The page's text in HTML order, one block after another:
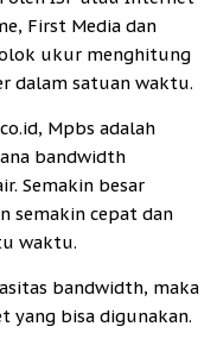
First Media dan
ukur menghitung
dalam satuan waktu.
Mpbs adalah
bandwidth
Semakin besar
semakin cepat dan
waktu.
bandwidth, maka
yang bisa digunakan.